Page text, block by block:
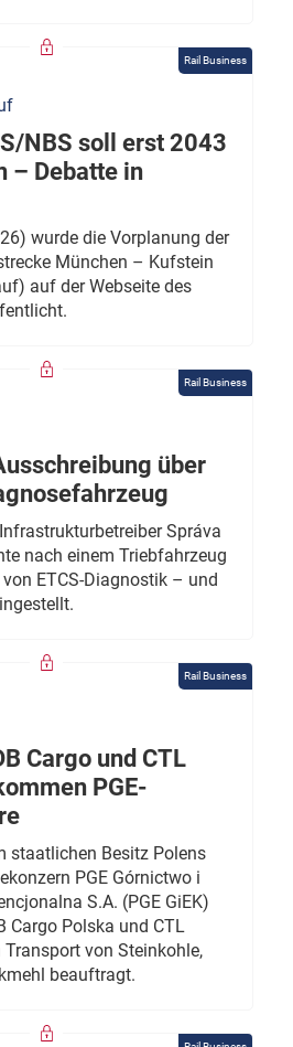
Rail Business
NBS soll erst 2043
– Debatte in
wurde die Vorplanung der
München – Kufstein
auf der Webseite des
Rail Business
über
Správa
nach einem Triebfahrzeug
ETCS-Diagnostik – und
Rail Business
Cargo und CTL
PGE-
staatlichen Besitz Polens
PGE Górnictwo i
S.A. (PGE GiEK)
Cargo Polska und CTL
von Steinkohle,
beauftragt.